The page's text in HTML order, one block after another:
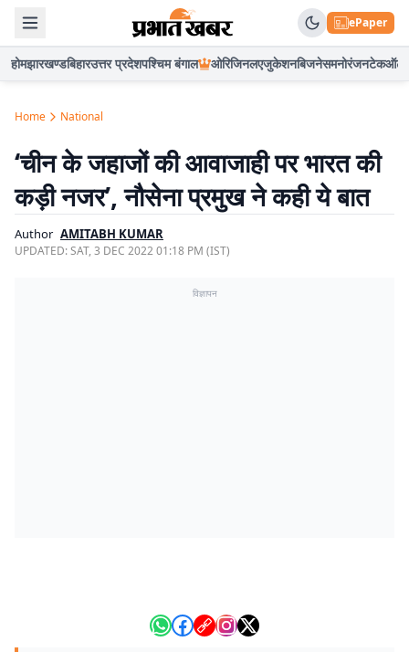
ePaper
होमझारखण्डबिहारउत्तर प्रदेशपश्चिम बंगाल ओरिजिनलएजुकेशनबिजनेसमनोरंजनटेकऑटो
Home National
‘चीन के जहाजों की आवाजाही पर भारत की
कड़ी नजर’, नौसेना प्रमुख ने कही ये बात
Author AMITABH KUMAR
UPDATED:SAT, 3 DEC 2022 01:18 PM (IST)
विज्ञापन